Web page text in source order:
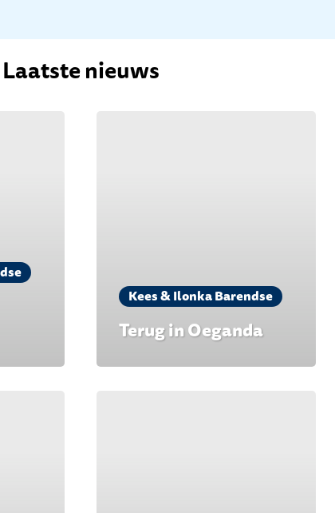
Laatste nieuws
Kees & Ilonka Barendse
Terug in Oeganda